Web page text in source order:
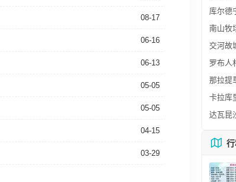
08-17
06-16
06-13
05-05
05-05
04-15
03-29
库尔德
南山牧
交河故
罗布人
那拉提
卡拉库
达瓦昆